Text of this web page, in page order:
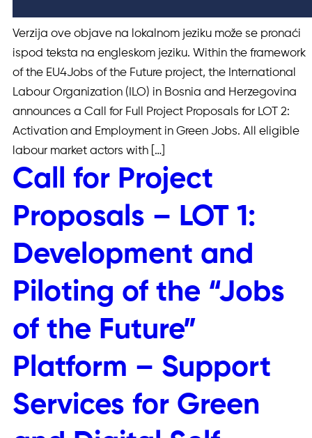
Verzija ove objave na lokalnom jeziku može se pronaći
ispod teksta na engleskom jeziku. Within the framework
of the EU4Jobs of the Future project, the International
Labour Organization (ILO) in Bosnia and Herzegovina
announces a Call for Full Project Proposals for LOT 2:
Activation and Employment in Green Jobs. All eligible
labour market actors with […]
Call for Project
Proposals – LOT 1:
Development and
Piloting of the “Jobs
of the Future”
Platform – Support
Services for Green